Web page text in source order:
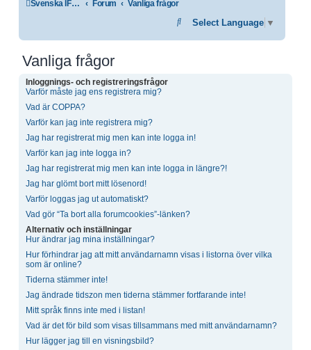
Svenska IF-båtförbundet Forum Vanliga frågor
Select Language ▼
Sök
Vanliga frågor
Inloggnings- och registreringsfrågor
Varför måste jag ens registrera mig?
Vad är COPPA?
Varför kan jag inte registrera mig?
Jag har registrerat mig men kan inte logga in!
Varför kan jag inte logga in?
Jag har registrerat mig men kan inte logga in längre?!
Jag har glömt bort mitt lösenord!
Varför loggas jag ut automatiskt?
Vad gör “Ta bort alla forumcookies”-länken?
Alternativ och inställningar
Hur ändrar jag mina inställningar?
Hur förhindrar jag att mitt användarnamn visas i listorna över vilka
som är online?
Tiderna stämmer inte!
Jag ändrade tidszon men tiderna stämmer fortfarande inte!
Mitt språk finns inte med i listan!
Vad är det för bild som visas tillsammans med mitt användarnamn?
Hur lägger jag till en visningsbild?